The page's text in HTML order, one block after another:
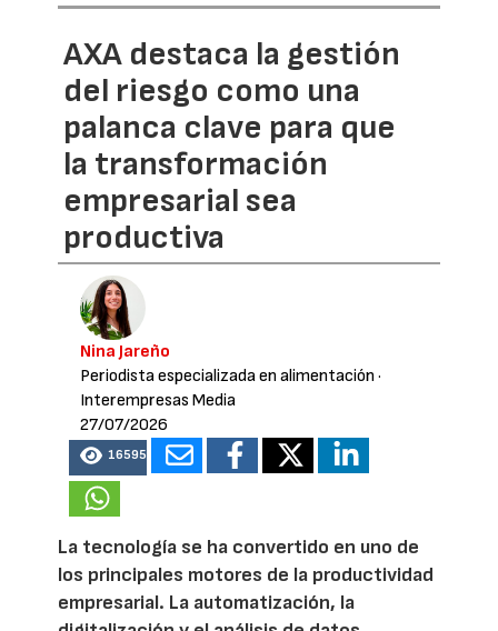
AXA destaca la gestión
del riesgo como una
palanca clave para que
la transformación
empresarial sea
productiva
Nina Jareño
Periodista especializada en alimentación ·
Interempresas Media
27/07/2026
16595
La tecnología se ha convertido en uno de
los principales motores de la productividad
empresarial. La automatización, la